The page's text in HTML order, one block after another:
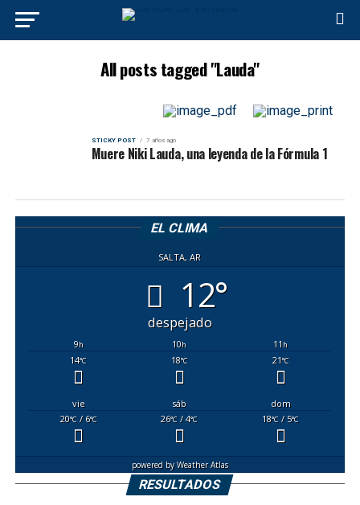
All posts tagged "Lauda"
STICKY POST 7 años ago
Muere Niki Lauda, una leyenda de la Fórmula 1
EL CLIMA
SALTA, AR
12°
despejado
9h 10h 11h
14°C 18°C 21°C
vie sáb
dom
20°C/ 6°C 26°C / 4°C 18°C / 5°C
powered byWeather Atlas
RESULTADOS